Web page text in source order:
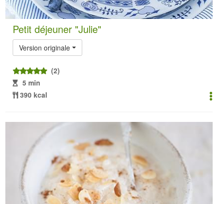
Petit déjeuner "Julie"
Version originale
(2)
5 min
390 kcal